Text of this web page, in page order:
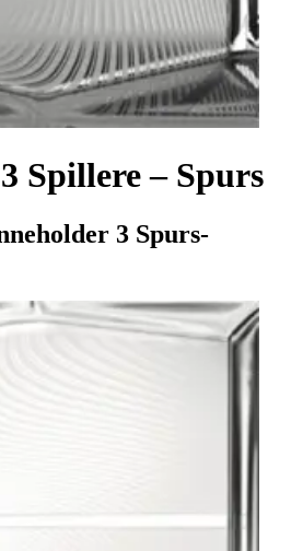
Spillere – Spurs
3 Spurs-